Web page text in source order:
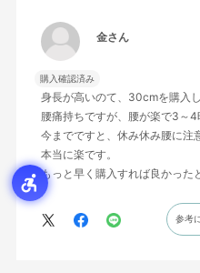
金さん
購入確認済み
身長が高いのて、30cmを購入し
腰痛持ちですが、腰が楽で3～4
今までですと、休み休み腰に注
本当に楽です。
もっと早く購入すれば良かった
参考